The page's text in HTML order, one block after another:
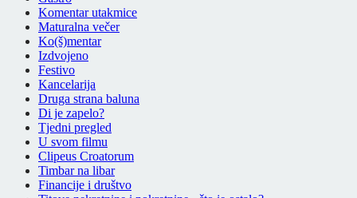
Komentar utakmice
Maturalna večer
Ko(š)mentar
Izdvojeno
Festivo
Kancelarija
Druga strana baluna
Di je zapelo?
Tjedni pregled
U svom filmu
Clipeus Croatorum
Timbar na libar
Financije i društvo